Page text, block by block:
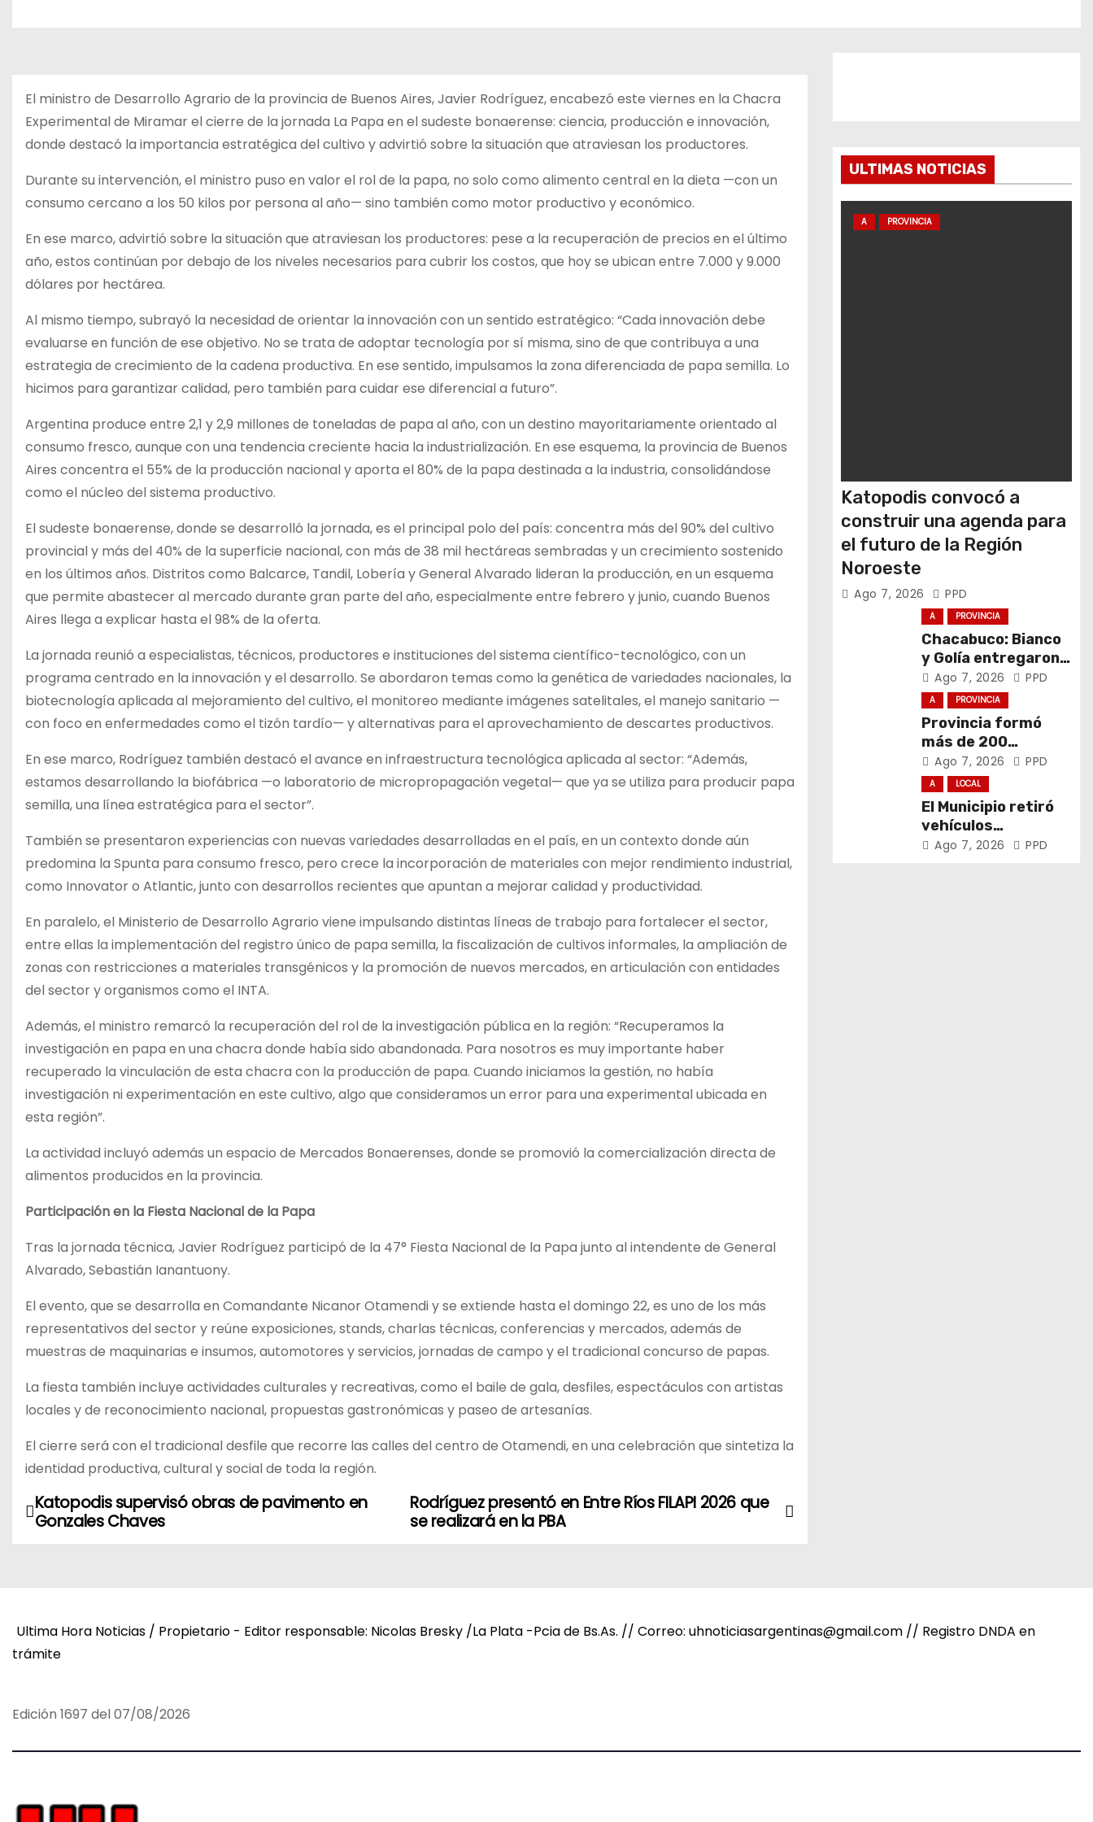
El ministro de Desarrollo Agrario de la provincia de Buenos Aires, Javier Rodríguez, encabezó este viernes en la Chacra
Experimental de Miramar el cierre de la jornada La Papa en el sudeste bonaerense: ciencia, producción e innovación,
donde destacó la importancia estratégica del cultivo y advirtió sobre la situación que atraviesan los productores.
Durante su intervención, el ministro puso en valor el rol de la papa, no solo como alimento central en la dieta —con un
consumo cercano a los 50 kilos por persona al año— sino también como motor productivo y económico.
En ese marco, advirtió sobre la situación que atraviesan los productores: pese a la recuperación de precios en el último
año, estos continúan por debajo de los niveles necesarios para cubrir los costos, que hoy se ubican entre 7.000 y 9.000
dólares por hectárea.
Al mismo tiempo, subrayó la necesidad de orientar la innovación con un sentido estratégico: “Cada innovación debe
evaluarse en función de ese objetivo. No se trata de adoptar tecnología por sí misma, sino de que contribuya a una
estrategia de crecimiento de la cadena productiva. En ese sentido, impulsamos la zona diferenciada de papa semilla. Lo
hicimos para garantizar calidad, pero también para cuidar ese diferencial a futuro”.
Argentina produce entre 2,1 y 2,9 millones de toneladas de papa al año, con un destino mayoritariamente orientado al
consumo fresco, aunque con una tendencia creciente hacia la industrialización. En ese esquema, la provincia de Buenos
Aires concentra el 55% de la producción nacional y aporta el 80% de la papa destinada a la industria, consolidándose
como el núcleo del sistema productivo.
El sudeste bonaerense, donde se desarrolló la jornada, es el principal polo del país: concentra más del 90% del cultivo
provincial y más del 40% de la superficie nacional, con más de 38 mil hectáreas sembradas y un crecimiento sostenido
en los últimos años. Distritos como Balcarce, Tandil, Lobería y General Alvarado lideran la producción, en un esquema
que permite abastecer al mercado durante gran parte del año, especialmente entre febrero y junio, cuando Buenos
Aires llega a explicar hasta el 98% de la oferta.
La jornada reunió a especialistas, técnicos, productores e instituciones del sistema científico-tecnológico, con un
programa centrado en la innovación y el desarrollo. Se abordaron temas como la genética de variedades nacionales, la
biotecnología aplicada al mejoramiento del cultivo, el monitoreo mediante imágenes satelitales, el manejo sanitario —
con foco en enfermedades como el tizón tardío— y alternativas para el aprovechamiento de descartes productivos.
En ese marco, Rodríguez también destacó el avance en infraestructura tecnológica aplicada al sector: “Además,
estamos desarrollando la biofábrica —o laboratorio de micropropagación vegetal— que ya se utiliza para producir papa
semilla, una línea estratégica para el sector”.
También se presentaron experiencias con nuevas variedades desarrolladas en el país, en un contexto donde aún
predomina la Spunta para consumo fresco, pero crece la incorporación de materiales con mejor rendimiento industrial,
como Innovator o Atlantic, junto con desarrollos recientes que apuntan a mejorar calidad y productividad.
En paralelo, el Ministerio de Desarrollo Agrario viene impulsando distintas líneas de trabajo para fortalecer el sector,
entre ellas la implementación del registro único de papa semilla, la fiscalización de cultivos informales, la ampliación de
zonas con restricciones a materiales transgénicos y la promoción de nuevos mercados, en articulación con entidades
del sector y organismos como el INTA.
Además, el ministro remarcó la recuperación del rol de la investigación pública en la región: “Recuperamos la
investigación en papa en una chacra donde había sido abandonada. Para nosotros es muy importante haber
recuperado la vinculación de esta chacra con la producción de papa. Cuando iniciamos la gestión, no había
investigación ni experimentación en este cultivo, algo que consideramos un error para una experimental ubicada en
esta región”.
La actividad incluyó además un espacio de Mercados Bonaerenses, donde se promovió la comercialización directa de
alimentos producidos en la provincia.
Participación en la Fiesta Nacional de la Papa
Tras la jornada técnica, Javier Rodríguez participó de la 47° Fiesta Nacional de la Papa junto al intendente de General
Alvarado, Sebastián Ianantuony.
El evento, que se desarrolla en Comandante Nicanor Otamendi y se extiende hasta el domingo 22, es uno de los más
representativos del sector y reúne exposiciones, stands, charlas técnicas, conferencias y mercados, además de
muestras de maquinarias e insumos, automotores y servicios, jornadas de campo y el tradicional concurso de papas.
La fiesta también incluye actividades culturales y recreativas, como el baile de gala, desfiles, espectáculos con artistas
locales y de reconocimiento nacional, propuestas gastronómicas y paseo de artesanías.
El cierre será con el tradicional desfile que recorre las calles del centro de Otamendi, en una celebración que sintetiza la
identidad productiva, cultural y social de toda la región.
N
g
c
i
Rodríguez presentó en Entre Ríos FILAPI 2026 que
se realizará en la PBA
Katopodis supervisó obras de pavimento en
Gonzales Chaves
ULTIMAS NOTICIAS
A PROVINCIA
Katopodis convocó a
construir una agenda para
el futuro de la Región
Noroeste
Ago 7, 2026 PPD
A PROVINCIA
Chacabuco: Bianco
y Golía entregaron
computadoras a
estudiantes
Ago 7, 2026 PPD
A PROVINCIA
Provincia formó
más de 200
promotores de
derechos de niñas,
niños y
adolescentes
Ago 7, 2026 PPD
A LOCAL
El Municipio retiró
vehículos
abandonados de
Ago 7, 2026 PPD
Ultima Hora Noticias / Propietario - Editor responsable: Nicolas Bresky /La Plata -Pcia de Bs.As. // Correo: uhnoticiasargentinas@gmail.com // Registro DNDA en
trámite
Edición 1697 del 07/08/2026